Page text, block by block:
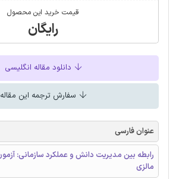
قیمت خرید این محصول
رایگان
دانلود مقاله انگلیسی
سفارش ترجمه این مقاله
عنوان فارسی
مالزی